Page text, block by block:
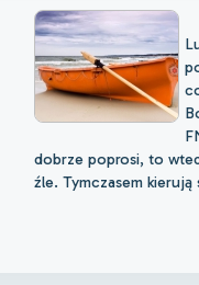
dobrze poprosi, to
źle. Tymczasem